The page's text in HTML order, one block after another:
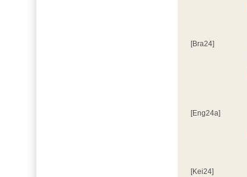
[Bra24]
[Eng24a]
[Kei24]